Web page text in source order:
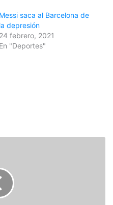
Messi saca al Barcelona de
la depresión
24 febrero, 2021
En "Deportes"